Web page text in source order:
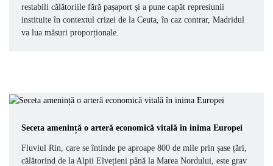
restabili călătoriile fără pașaport și a pune capăt represiunii
instituite în contextul crizei de la Ceuta, în caz contrar, Madridul
va lua măsuri proporționale.
Seceta amenință o arteră economică vitală în inima Europei
Fluviul Rin, care se întinde pe aproape 800 de mile prin șase țări,
călătorind de la Alpii Elvețieni până la Marea Nordului, este grav